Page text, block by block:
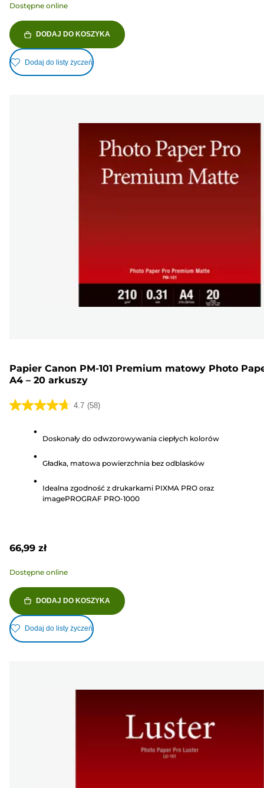
Dostępne online
DODAJ DO KOSZYKA
Dodaj do listy życzeń
Papier Canon PM-101 Premium matowy Photo
A4 – 20 arkuszy
4.7 (58)
4.7
gwiazdek.
Recenzji
Doskonały do odwzorowywania ciepłych kolorów
Gładka, matowa powierzchnia bez odblasków
Idealna zgodność z drukarkami PIXMA PRO oraz
imagePROGRAF PRO-1000
66,99 zł
Dostępne online
DODAJ DO KOSZYKA
Dodaj do listy życzeń